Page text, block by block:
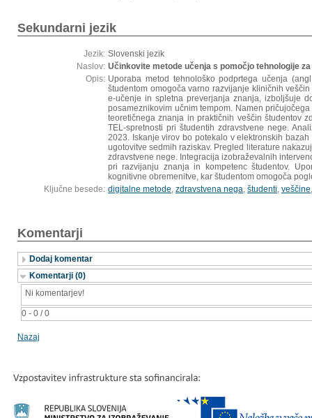
Sekundarni jezik
Jezik: Slovenski jezik
Naslov: Učinkovite metode učenja s pomočjo tehnologije
Opis: Uporaba metod tehnološko podprtega učenja
študentom omogoča varno razvijanje kliničnih
e-učenje in spletna preverjanja znanja, izboljšuje
posameznikovim učnim tempom. Namen
teoretičnega znanja in praktičnih veščin študentov
TEL-spretnosti pri študentih zdravstvene nege.
2023. Iskanje virov bo potekalo v elektronskih
ugotovitve sedmih raziskav. Pregled literature
zdravstvene nege. Integracija izobraževalnih
pri razvijanju znanja in kompetenc študentov.
kognitivne obremenitve, kar študentom omogoča
Ključne besede: digitalne metode, zdravstvena nega, študenti, veščine
Komentarji
Dodaj komentar
Komentarji (0)
0 - 0 / 0
Ni komentarjev!
Nazaj